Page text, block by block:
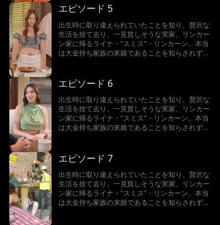
とその娘はライナを陥れようと企むが、ライナの
本当の家族と、超セレブで超イケメンな億万長者
テオ・ジョーンズは、彼女を守るためならどんな
手段も厭わない。
エピソード 5
出生時に取り違えられていたことを知り、贅沢な
生活を捨て去り、一見貧しそうな実家、リンカー
ン家に帰るライナ・"スミス"・リンカーン。本当
は大金持ち家族の末娘であることを知らされずに
とその娘はライナを陥れようと企むが、ライナの
本当の家族と、超セレブで超イケメンな億万長者
テオ・ジョーンズは、彼女を守るためならどんな
手段も厭わない。
エピソード 6
出生時に取り違えられていたことを知り、贅沢な
生活を捨て去り、一見貧しそうな実家、リンカー
ン家に帰るライナ・"スミス"・リンカーン。本当
は大金持ち家族の末娘であることを知らされずに
とその娘はライナを陥れようと企むが、ライナの
本当の家族と、超セレブで超イケメンな億万長者
テオ・ジョーンズは、彼女を守るためならどんな
手段も厭わない。
エピソード 7
出生時に取り違えられていたことを知り、贅沢な
生活を捨て去り、一見貧しそうな実家、リンカー
ン家に帰るライナ・"スミス"・リンカーン。本当
は大金持ち家族の末娘であることを知らされずに